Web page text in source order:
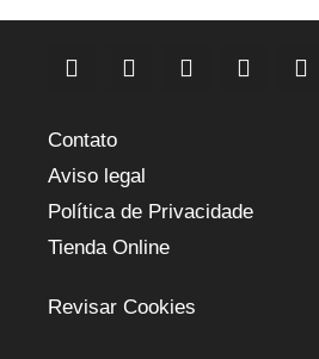
Contato
Aviso legal
Política de Privacidade
Tienda Online
Revisar Cookies